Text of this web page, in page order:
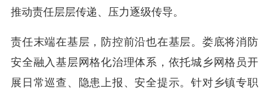
推动责任层层传递、压力逐级传导。
责任末端在基层，防控前沿也在基层。娄底将消防
安全融入基层网格化治理体系，依托城乡网格员开
展日常巡查、隐患上报、安全提示。针对乡镇专职